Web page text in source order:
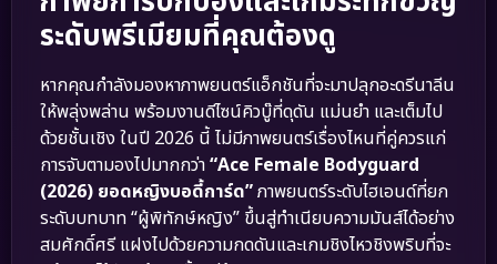
ระดับพรีเมียมที่คุณต้องดู
หากคุณกำลังมองหาภาพยนตร์แอ็กชันที่จะมาปลุกอะดรีนาลีน
ให้พลุ่งพล่าน พร้อมงานดีไซน์คิวบู๊ที่ดุดัน แม่นยำ และเต็มไป
ด้วยชั้นเชิง ในปี 2026 นี้ ไม่มีภาพยนตร์เรื่องไหนที่คู่ควรแก่
การจับตามองไปมากกว่า“Ace Female Bodyguard
(2026) ยอดหญิงบอดี้การ์ด”ภาพยนตร์ระดับไฮเอนด์ที่ยก
ระดับบทบาท “ผู้พิทักษ์หญิง” ขึ้นสู่ทำเนียบความมันส์ได้อย่าง
สมศักดิ์ศรี แฝงไปด้วยความกดดันและเกมชิงไหวชิงพริบที่จะ